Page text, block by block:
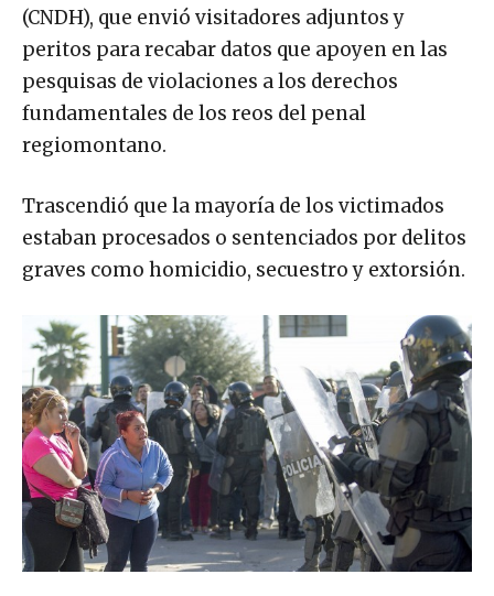
(CNDH), que envió visitadores adjuntos y
peritos para recabar datos que apoyen en las
pesquisas de violaciones a los derechos
fundamentales de los reos del penal
regiomontano.
Trascendió que la mayoría de los victimados
estaban procesados o sentenciados por delitos
graves como homicidio, secuestro y extorsión.